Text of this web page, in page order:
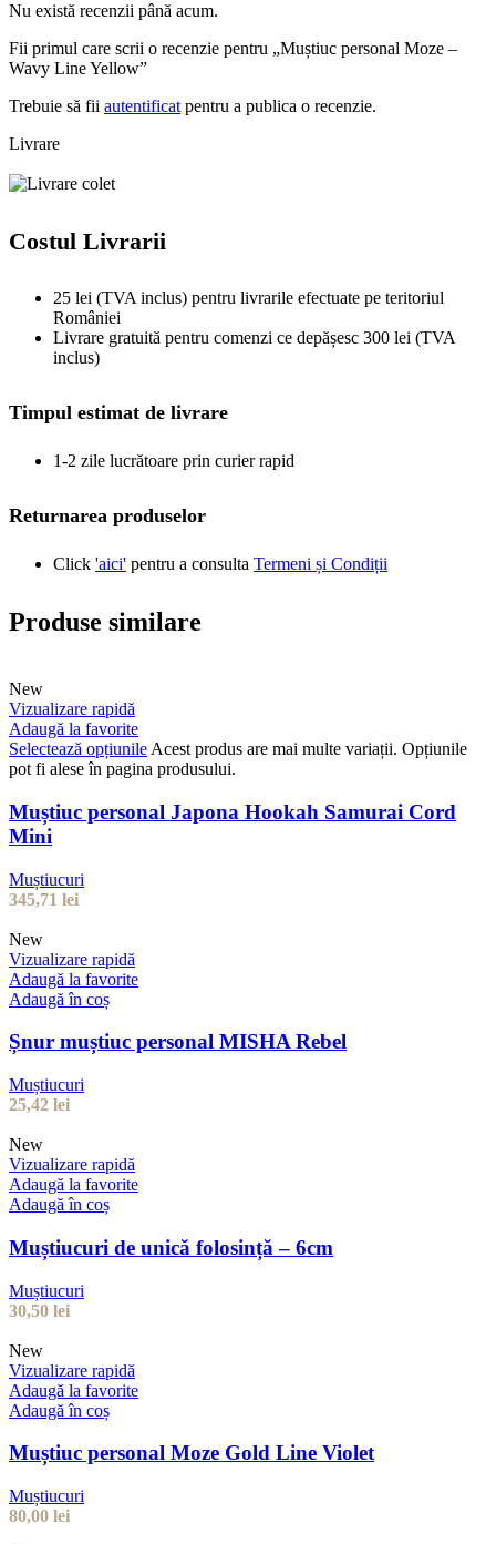
Nu există recenzii până acum.
Fii primul care scrii o recenzie pentru „Muștiuc personal Moze –
Wavy Line Yellow”
Trebuie să fii autentificat pentru a publica o recenzie.
Livrare
Costul Livrarii
25 lei (TVA inclus) pentru livrarile efectuate pe teritoriul
României
Livrare gratuită pentru comenzi ce depășesc 300 lei (TVA
inclus)
Timpul estimat de livrare
1-2 zile lucrătoare prin curier rapid
Returnarea produselor
Click 'aici' pentru a consulta Termeni și Condiții
Produse similare
New
Vizualizare rapidă
Adaugă la favorite
Selectează opțiunile Acest produs are mai multe variații. Opțiunile
pot fi alese în pagina produsului.
Muștiuc personal Japona Hookah Samurai Cord
Mini
Muștiucuri
345,71 lei
New
Vizualizare rapidă
Adaugă la favorite
Adaugă în coș
Șnur muștiuc personal MISHA Rebel
Muștiucuri
25,42 lei
New
Vizualizare rapidă
Adaugă la favorite
Adaugă în coș
Muștiucuri de unică folosință – 6cm
Muștiucuri
30,50 lei
New
Vizualizare rapidă
Adaugă la favorite
Adaugă în coș
Muștiuc personal Moze Gold Line Violet
Muștiucuri
80,00 lei